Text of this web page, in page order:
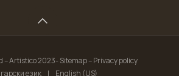
– Artistico 2023- Sitemap – Privacy policy
език
| English (US)